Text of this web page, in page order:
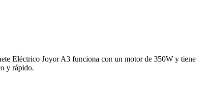
Eléctrico Joyor A3 funciona con un motor de 350W y tiene
y rápido.